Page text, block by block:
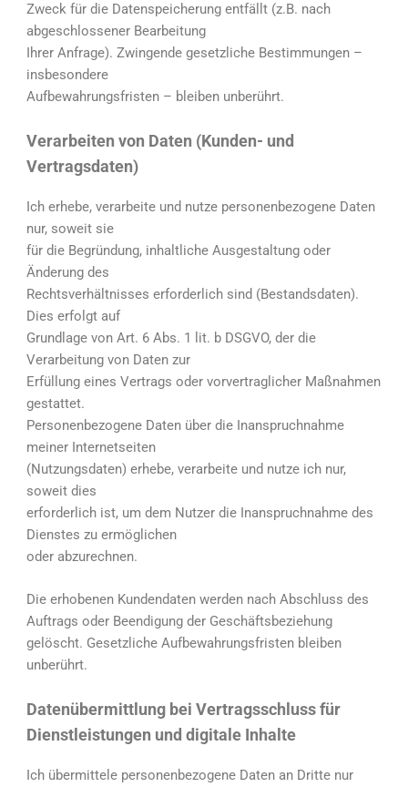
Zweck für die Datenspeicherung entfällt (z.B. nach
abgeschlossener Bearbeitung
Ihrer Anfrage). Zwingende gesetzliche Bestimmungen –
insbesondere
Aufbewahrungsfristen – bleiben unberührt.
Verarbeiten von Daten (Kunden- und
Vertragsdaten)
Ich erhebe, verarbeite und nutze personenbezogene Daten
nur, soweit sie
für die Begründung, inhaltliche Ausgestaltung oder
Änderung des
Rechtsverhältnisses erforderlich sind (Bestandsdaten).
Dies erfolgt auf
Grundlage von Art. 6 Abs. 1 lit. b DSGVO, der die
Verarbeitung von Daten zur
Erfüllung eines Vertrags oder vorvertraglicher Maßnahmen
gestattet.
Personenbezogene Daten über die Inanspruchnahme
meiner Internetseiten
(Nutzungsdaten) erhebe, verarbeite und nutze ich nur,
soweit dies
erforderlich ist, um dem Nutzer die Inanspruchnahme des
Dienstes zu ermöglichen
oder abzurechnen.
Die erhobenen Kundendaten werden nach Abschluss des
Auftrags oder Beendigung der Geschäftsbeziehung
gelöscht. Gesetzliche Aufbewahrungsfristen bleiben
unberührt.
Datenübermittlung bei Vertragsschluss für
Dienstleistungen und digitale Inhalte
Ich übermittele personenbezogene Daten an Dritte nur